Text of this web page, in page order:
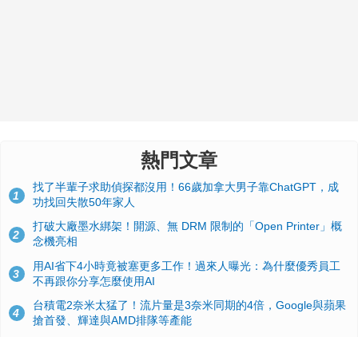
熱門文章
1
找了半輩子求助偵探都沒用！66歲加拿大男子靠ChatGPT，成
功找回失散50年家人
2
打破大廠墨水綁架！開源、無 DRM 限制的「Open Printer」概
念機亮相
3
用AI省下4小時竟被塞更多工作！過來人曝光：為什麼優秀員工
不再跟你分享怎麼使用AI
4
台積電2奈米太猛了！流片量是3奈米同期的4倍，Google與蘋果
搶首發、輝達與AMD排隊等產能